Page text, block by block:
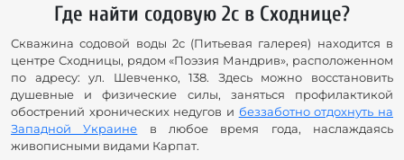
Где найти содовую 2с в Сходнице?
Скважина содовой воды 2с (Питьевая галерея) находится в
центре Сходницы, рядом «Поэзия Мандрив», расположенном
по адресу: ул. Шевченко, 138. Здесь можно восстановить
душевные и физические силы, заняться профилактикой
обострений хронических недугов и беззаботно отдохнуть на
Западной Украине в любое время года, наслаждаясь
живописными видами Карпат.